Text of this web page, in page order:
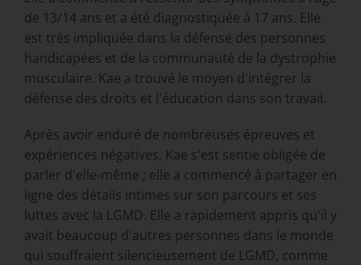
de 13/14 ans et a été diagnostiquée à 17 ans. Elle
est très impliquée dans la défense des personnes
handicapées et de la communauté de la dystrophie
musculaire. Kae a trouvé le moyen d'intégrer la
défense des droits et l'éducation dans son travail.
Après avoir enduré de nombreuses épreuves et
expériences négatives, Kae s'est sentie obligée de
parler d'elle-même ; elle a commencé à partager en
ligne des détails intimes sur son parcours et ses
luttes avec la LGMD. Elle a rapidement appris qu'il y
avait beaucoup d'autres personnes dans le monde
qui souffraient silencieusement de LGMD, comme